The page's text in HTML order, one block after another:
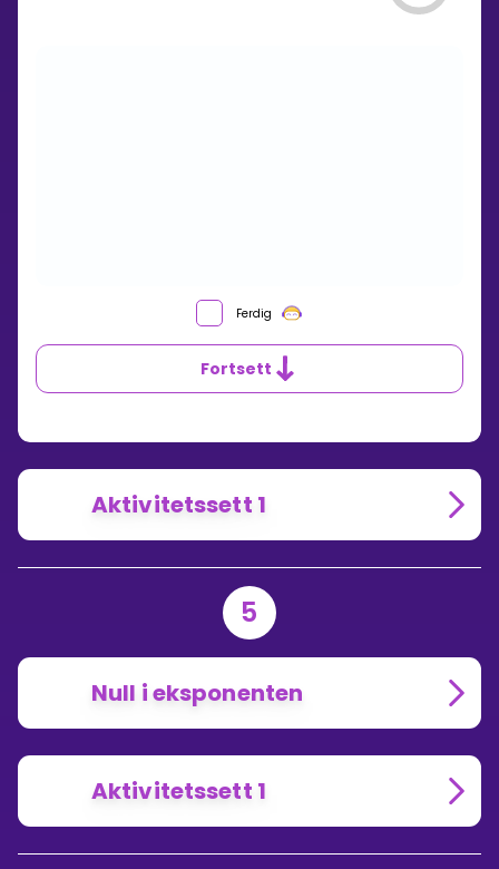
Ferdig
Fortsett
Aktivitetssett 1
5
Null i eksponenten
Aktivitetssett 1